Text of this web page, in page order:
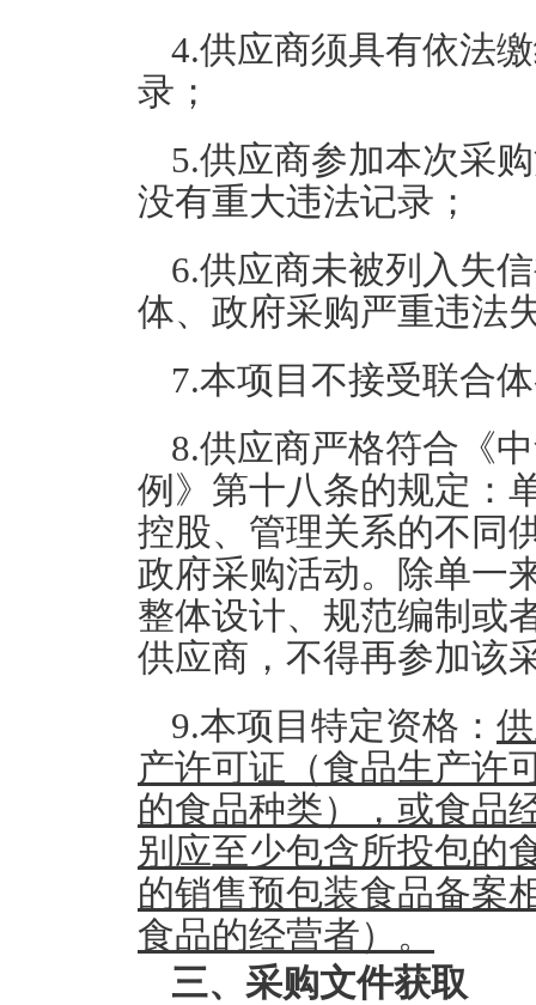
4.供应商须具有依法
录；
5.供应商参加本次采
没有重大违法记录；
6.供应商未被列入失
体、政府采购严重违法
7.本项目不接受联合
8.供应商严格符合《
例》第十八条的规定：
控股、管理关系的不同
政府采购活动。除单一
整体设计、规范编制或
供应商，不得再参加该
9.本项目特定资格：
产许可证（食品生产许
的食品种类），或食品
别应至少包含所投包的
的销售预包装食品备案
食品的经营者）。
三、采购文件获取